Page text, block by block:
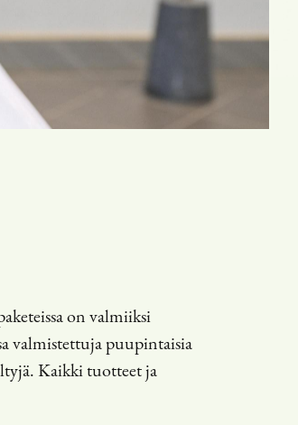
on valmiiksi
valmistettuja puupintaisia
Kaikki tuotteet ja